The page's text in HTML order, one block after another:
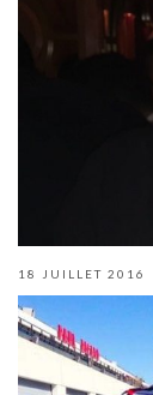
18 JUILLET 2016